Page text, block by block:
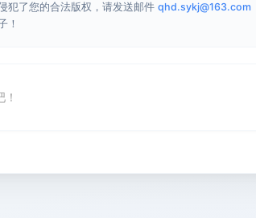
犯了您的合法版权，请发送邮件 qhd.sykj@163.com
！